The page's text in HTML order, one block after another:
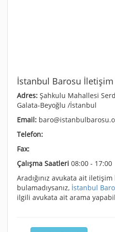
İstanbul Barosu
Adres: Şahkulu Mahallesi
Galata-Beyoğlu /İstanbul
Email:
Telefon:
Fax:
Çalışma Saatleri 08:00 - 17:00
Aradığınız avukata ait
bulamadıysanız, İstanbul Baro
ilgili avukata ait arama